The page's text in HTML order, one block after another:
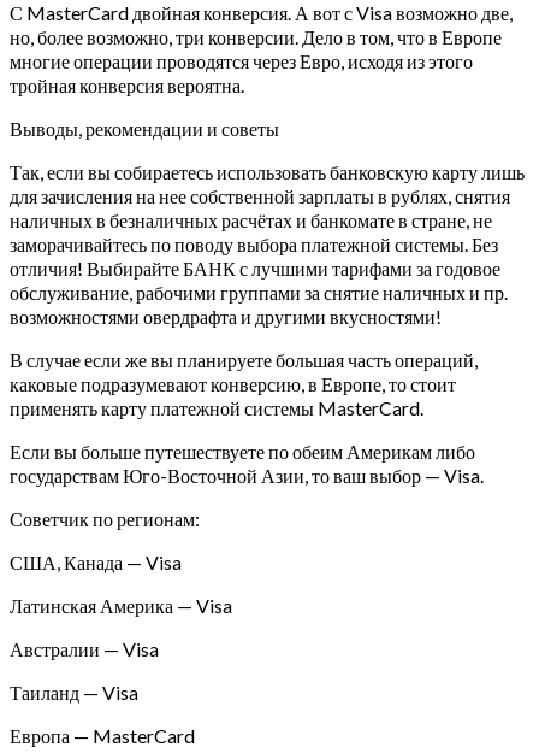
С MasterCard двойная конверсия. А вот с Visa возможно две,
но, более возможно, три конверсии. Дело в том, что в Европе
многие операции проводятся через Евро, исходя из этого
тройная конверсия вероятна.
Выводы, рекомендации и советы
Так, если вы собираетесь использовать банковскую карту лишь
для зачисления на нее собственной зарплаты в рублях, снятия
наличных в безналичных расчётах и банкомате в стране, не
заморачивайтесь по поводу выбора платежной системы. Без
отличия! Выбирайте БАНК с лучшими тарифами за годовое
обслуживание, рабочими группами за снятие наличных и пр.
возможностями овердрафта и другими вкусностями!
В случае если же вы планируете большая часть операций,
каковые подразумевают конверсию, в Европе, то стоит
применять карту платежной системы MasterCard.
Если вы больше путешествуете по обеим Америкам либо
государствам Юго-Восточной Азии, то ваш выбор — Visa.
Советчик по регионам:
США, Канада — Visa
Латинская Америка — Visa
Австралии — Visa
Таиланд — Visa
Европа — MasterCard